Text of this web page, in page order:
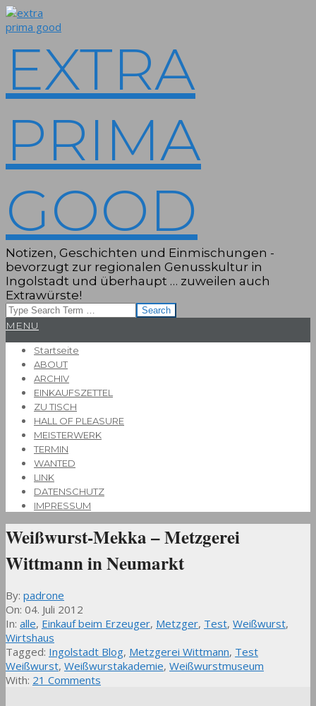
Skip
to
EXTRA
PRIMA
GOOD
Notizen, Geschichten und Einmischungen -
bevorzugt zur regionalen Genusskultur in
Ingolstadt und überhaupt … zuweilen auch
Extrawürste!
Search
Primary
Menu
MENU
Startseite
ABOUT
ARCHIV
EINKAUFSZETTEL
ZU TISCH
HALL OF PLEASURE
MEISTERWERK
TERMIN
WANTED
LINK
DATENSCHUTZ
IMPRESSUM
Weißwurst-Mekka – Metzgerei
Wittmann in Neumarkt
By: padrone
On: 04. Juli 2012
In: alle, Einkauf beim Erzeuger, Metzger, Test, Weißwurst,
Wirtshaus
Tagged: Ingolstadt Blog, Metzgerei Wittmann, Test
Weißwurst, Weißwurstakademie, Weißwurstmuseum
With: 21 Comments